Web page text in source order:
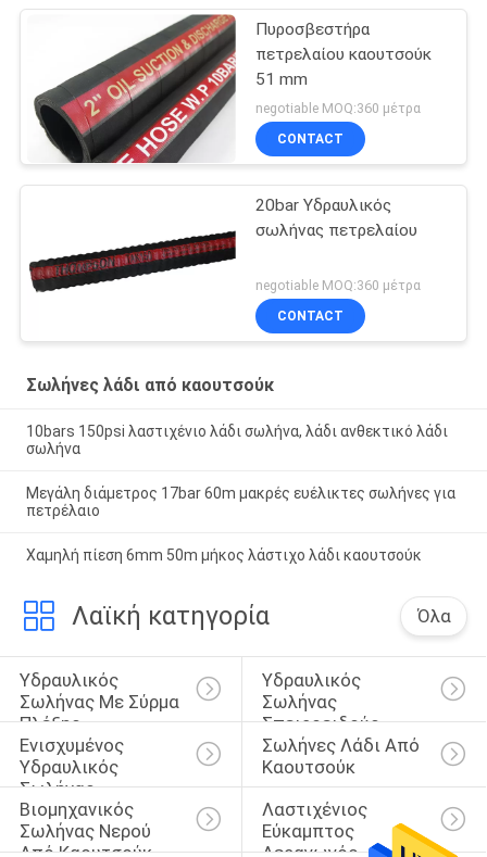
Πυροσβεστήρα
πετρελαίου καουτσούκ
51 mm
negotiable MOQ:360 μέτρα
CONTACT
20bar Υδραυλικός
σωλήνας πετρελαίου
negotiable MOQ:360 μέτρα
CONTACT
Σωλήνες λάδι από καουτσούκ
10bars 150psi λαστιχένιο λάδι σωλήνα, λάδι ανθεκτικό λάδι
σωλήνα
Μεγάλη διάμετρος 17bar 60m μακρές ευέλικτες σωλήνες για
πετρέλαιο
Χαμηλή πίεση 6mm 50m μήκος λάστιχο λάδι καουτσούκ
Λαϊκή κατηγορία Όλα
Υδραυλικός
Σωλήνας Με Σύρμα
Πλέξης
Υδραυλικός
Σωλήνας
Σπειροειδούς
Καλωδίου
Ενισχυμένος
Υδραυλικός
Σωλήνας
Σωλήνες Λάδι Από
Καουτσούκ
Βιομηχανικός
Σωλήνας Νερού
Λαστιχένιος
Εύκαμπτος